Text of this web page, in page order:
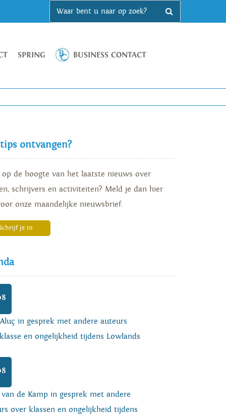
SPRING BUSINESS CONTACT
ontvangen?
de hoogte van het laatste nieuws over
schrijvers en activiteiten? Meld je dan hier
onze maandelijke nieuwsbrief.
je in
in gesprek met andere auteurs
en ongelijkheid tijdens Lowlands
de Kamp in gesprek met andere
over klassen en ongelijkheid tijdens